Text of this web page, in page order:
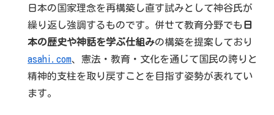
日本の国家理念を再構築し直す試みとして神谷氏が
繰り返し強調するものです。併せて教育分野でも 日
本の歴史や神話を学ぶ仕組みの構築を提案しており
asahi.com、憲法・教育・文化を通じて国民の誇りと
精神的支柱を取り戻すことを目指す姿勢が表れてい
ます。